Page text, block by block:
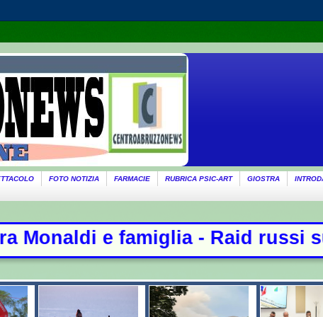
FOTO NOTIZIA FARMACIE RUBRICA PSIC-ART GIOSTRA
russi su Kiev, 17